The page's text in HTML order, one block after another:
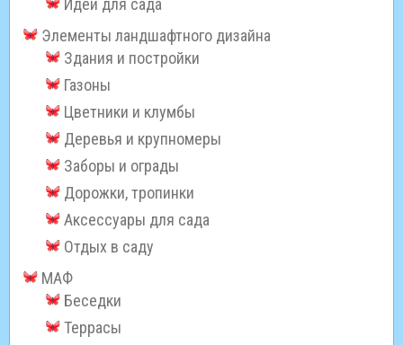
Идеи для сада
Элементы ландшафтного дизайна
Здания и постройки
Газоны
Цветники и клумбы
Деревья и крупномеры
Заборы и ограды
Дорожки, тропинки
Аксессуары для сада
Отдых в саду
МАФ
Беседки
Террасы